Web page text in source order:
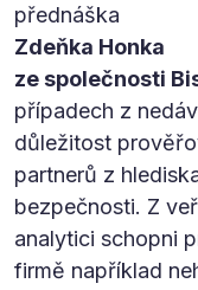
přednáška
Zdeňka Honka
ze společnosti
případech z
důležitost
partnerů z
bezpečnosti. Z
analytici schopni
firmě například